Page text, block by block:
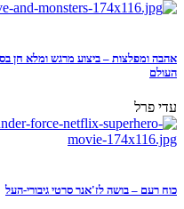
אהבה ומפלצות – ביצוע מרגש ומלא חן
העולם
עדי פרל
כוח רעם – בושה לז'אנר סרטי גיבורי-העל